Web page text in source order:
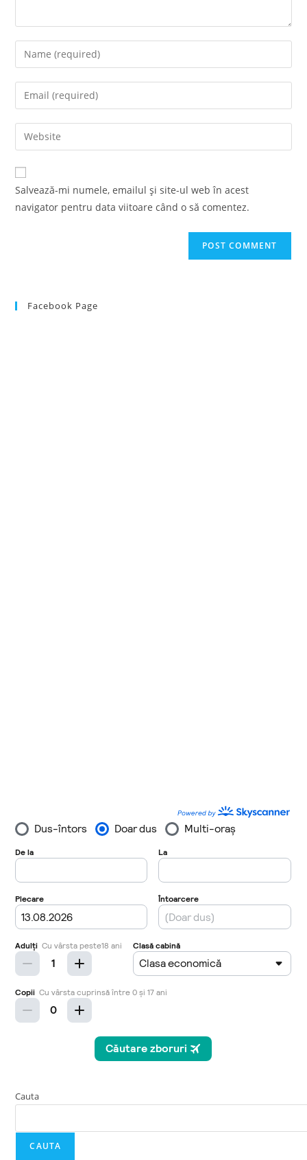
Enter
your
name
comment
Enter
your
email
address
comment
Enter
your
website
URL
Salvează-mi numele, emailul și site-ul web în acest
navigator pentru data viitoare când o să comentez.
Facebook Page
Cauta
CAUTA